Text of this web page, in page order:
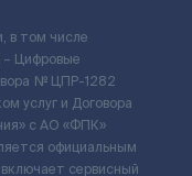
в том числе
Цифровые
№ ЦПР-1282
услуг и Договора
c АО «ФПК»
официальным
сервисный